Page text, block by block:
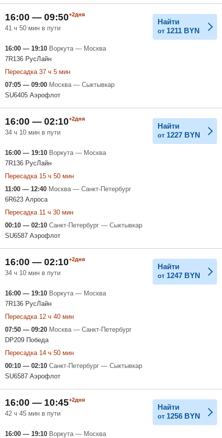
16:00 — 09:50+2дня
41 ч 50 мин в пути
Найти
от 1211 BYN
16:00 — 19:10 Воркута — Москва
7R136 РусЛайн
Пересадка 37 ч 5 мин
07:05 — 09:00 Москва — Сыктывкар
SU6405 Аэрофлот
16:00 — 02:10+2дня
34 ч 10 мин в пути
Найти
от 1227 BYN
16:00 — 19:10 Воркута — Москва
7R136 РусЛайн
Пересадка 15 ч 50 мин
11:00 — 12:40 Москва — Санкт-Петербург
6R623 Алроса
Пересадка 11 ч 30 мин
00:10 — 02:10 Санкт-Петербург — Сыктывкар
SU6587 Аэрофлот
16:00 — 02:10+2дня
34 ч 10 мин в пути
Найти
от 1247 BYN
16:00 — 19:10 Воркута — Москва
7R136 РусЛайн
Пересадка 12 ч 40 мин
07:50 — 09:20 Москва — Санкт-Петербург
DP209 Победа
Пересадка 14 ч 50 мин
00:10 — 02:10 Санкт-Петербург — Сыктывкар
SU6587 Аэрофлот
16:00 — 10:45+2дня
42 ч 45 мин в пути
Найти
от 1256 BYN
16:00 — 19:10 Воркута — Москва